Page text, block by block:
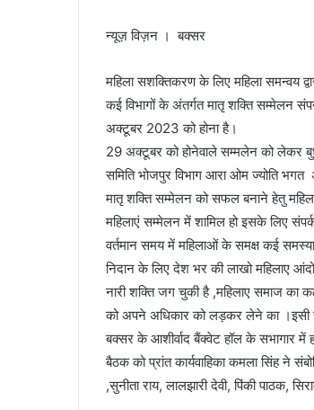
i
l
न्यूज़ विज़न । बक्सर
महिला सशक्तिकरण के लिए महिला समन्वय
कई विभागों के अंतर्गत मातृ शक्ति सम्मेलन
अक्टूबर 2023 को होना है।
29 अक्टूबर को होनेवाले सम्मलेन को लेकर
समिति भोजपुर विभाग आरा ओम ज्योति
मातृ शक्ति सम्मेलन को सफल बनाने हेतु महिला
महिलाएं सम्मेलन में शामिल हो इसके लिए
वर्तमान समय में महिलाओं के समक्ष कई
निदान के लिए देश भर की लाखो महिलाए
नारी शक्ति जग चुकी है ,महिलाए समाज का
को अपने अधिकार को लड़कर लेने का ।इसी
बक्सर के आशीर्वाद बैंक्वेट हॉल के सभागार में
बैठक को प्रांत कार्यवाहिका कमला सिंह ने
,सुनीता राय, लालझारी देवी, पिंकी पाठक,